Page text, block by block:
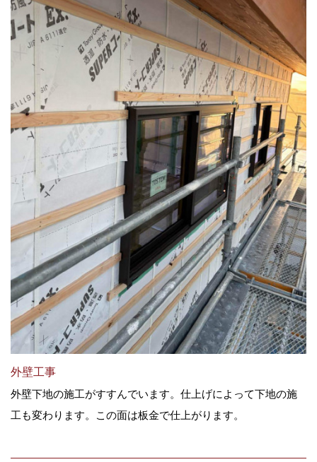
外壁工事
外壁下地の施工がすすんでいます。仕上げによって下地の施
工も変わります。この面は板金で仕上がります。